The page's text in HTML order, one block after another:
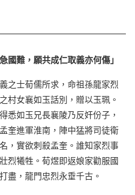
國難，願共成仁取義亦何傷」
之士荀儒所求，命祖孫龍家烈
村女襄如玉話別，贈以玉珮。
悉如玉兄長襄陵乃反奸份子，
奎進軍淮南，陣中猛將司徒衛
，實欲刺殺孟奎。誰知家烈事
烈犧牲。荀煜即返娘家勸服國
盡，龍門忠烈永垂千古。